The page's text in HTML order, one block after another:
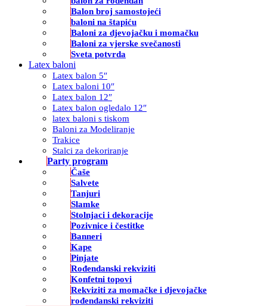
Balon broj samostojeći
baloni na štapiću
Baloni za djevojačku i momačku
Baloni za vjerske svečanosti
Sveta potvrda
Latex baloni
Latex balon 5″
Latex baloni 10″
Latex balon 12″
Latex balon ogledalo 12″
latex baloni s tiskom
Baloni za Modeliranje
Trakice
Stalci za dekoriranje
Party program
Čaše
Salvete
Tanjuri
Slamke
Stolnjaci i dekoracije
Pozivnice i čestitke
Banneri
Kape
Pinjate
Rođendanski rekviziti
Konfetni topovi
Rekviziti za momačke i djevojačke
rođendanski rekviziti